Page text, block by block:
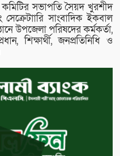
কমিটির সভাপতি সৈয়দ খুরশীদ
সাংবাদিক ইকবাল
উপজেলা পরিষদের কর্মকর্তা,
শিক্ষার্থী, জনপ্রতিনিধি ও